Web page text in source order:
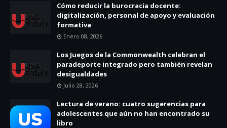
Cómo reducir la burocracia docente:
digitalización, personal de apoyo y evaluación
formativa
Enero 08, 2026
Los Juegos de la Commonwealth celebran el
paradeporte integrado pero también revelan
desigualdades
Julio 28, 2026
Lectura de verano: cuatro sugerencias para
adolescentes que aún no han encontrado su
libro